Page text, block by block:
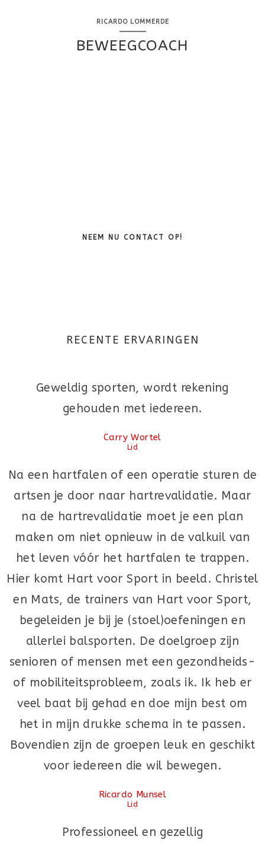
RICARDO LOMMERDE
BEWEEGCOACH
NEEM NU CONTACT OP!
RECENTE ERVARINGEN
Geweldig sporten, wordt rekening
gehouden met iedereen.
Carry Wortel
Lid
Na een hartfalen of een operatie sturen de
artsen je door naar hartrevalidatie. Maar
na de hartrevalidatie moet je een plan
maken om niet opnieuw in de valkuil van
het leven vóór het hartfalen te trappen.
Hier komt Hart voor Sport in beeld. Christel
en Mats, de trainers van Hart voor Sport,
begeleiden je bij je (stoel)oefeningen en
allerlei balsporten. De doelgroep zijn
senioren of mensen met een gezondheids-
of mobiliteitsprobleem, zoals ik. Ik heb er
veel baat bij gehad en doe mijn best om
het in mijn drukke schema in te passen.
Bovendien zijn de groepen leuk en geschikt
voor iedereen die wil bewegen.
Ricardo Munsel
Lid
Professioneel en gezellig